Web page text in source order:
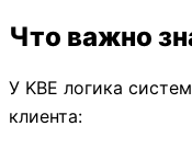
Что важно
У KBE логика
клиента: